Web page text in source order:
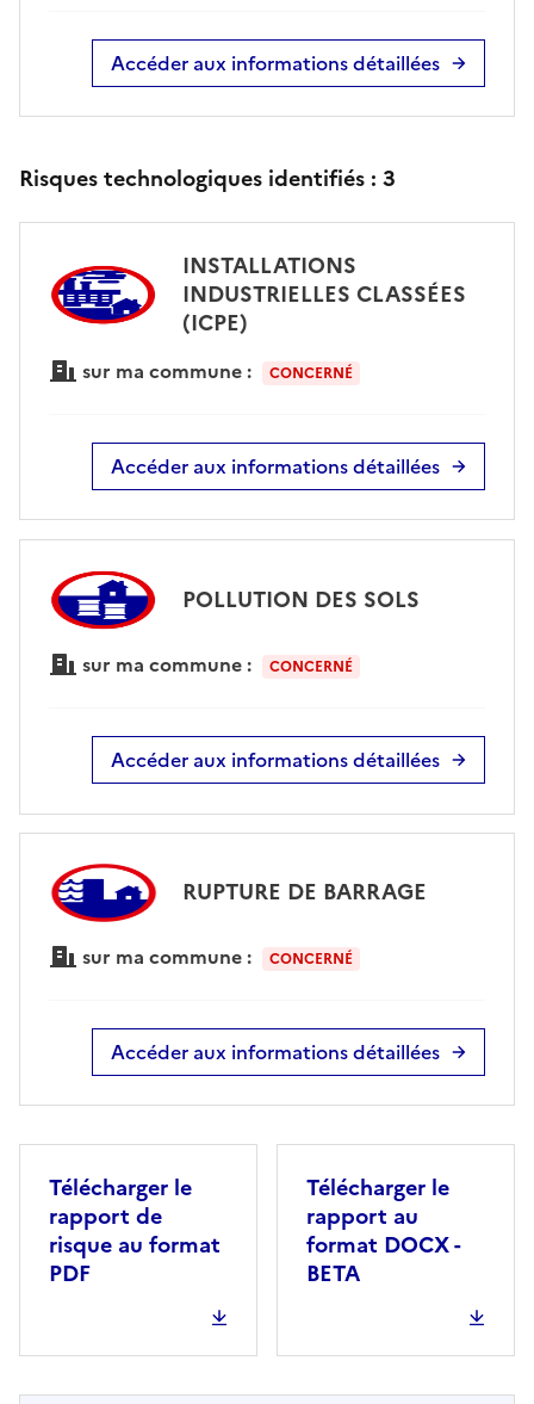
Accéder aux informations détaillées
Risques technologiques identifiés : 3
INSTALLATIONS
INDUSTRIELLES CLASSÉES
(ICPE)
sur ma commune : CONCERNÉ
Accéder aux informations détaillées
POLLUTION DES SOLS
sur ma commune : CONCERNÉ
Accéder aux informations détaillées
RUPTURE DE BARRAGE
sur ma commune : CONCERNÉ
Accéder aux informations détaillées
Télécharger le
rapport de
risque au format
PDF
Télécharger le
rapport au
format DOCX -
BETA